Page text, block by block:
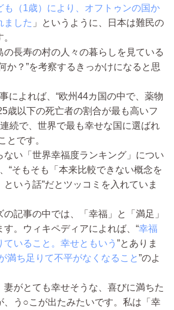
も（1歳）により、オフトゥンの国か
ました 」というように、日本は難民の
長寿の村の人々の暮らしを見ている
か？”を考察するきっかけになると思
によれば、“欧州44カ国の中で、薬物
歳以下の死亡者の割合が最も高いフ
続で、世界で最も幸せな国に選ばれ
とです。
い「世界幸福度ランキング」につい
“そもそも「本来比較できない概念を
いう話”だとツッコミを入れていま
記事の中では、「幸福」と「満足」
。ウィキペディアによれば、“幸福
ていること。幸せともいう ”とありま
満ち足りて不平がなくなること”のよ
がとても幸せそうな、喜びに満ちた
、う○こが出たみたいです。私は「幸